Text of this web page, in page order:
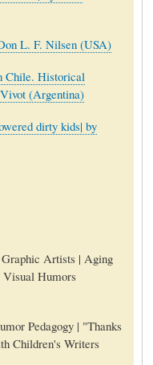
L. F. Nilsen (USA)
Chile. Historical
(Argentina)
dirty kids| by
Artists | Aging
Humors
Pedagogy | "Thanks
Children's Writers